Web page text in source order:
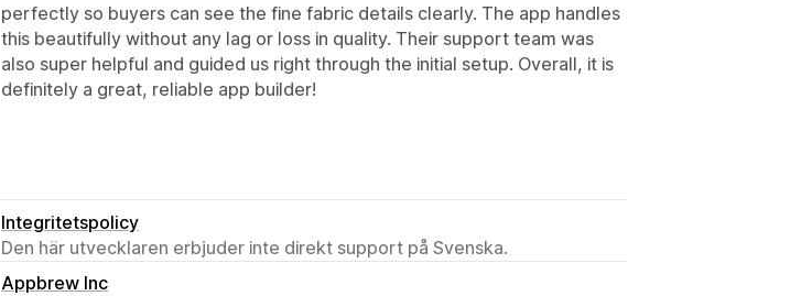
perfectly so buyers can see the fine fabric details clearly. The app handles
this beautifully without any lag or loss in quality. Their support team was
also super helpful and guided us right through the initial setup. Overall, it is
definitely a great, reliable app builder!
Integritetspolicy
Den här utvecklaren erbjuder inte direkt support på Svenska.
Appbrew Inc